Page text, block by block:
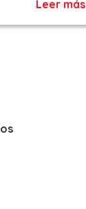
Leer más